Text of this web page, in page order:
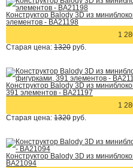
Конструктор Balody 3D из
элементов - BA21198
1
Старая цена: 1320 руб.
Конструктор Balody 3D из
391 элементов - BA21197
1
Старая цена: 1320 руб.
Конструктор Balody 3D из
BA21094